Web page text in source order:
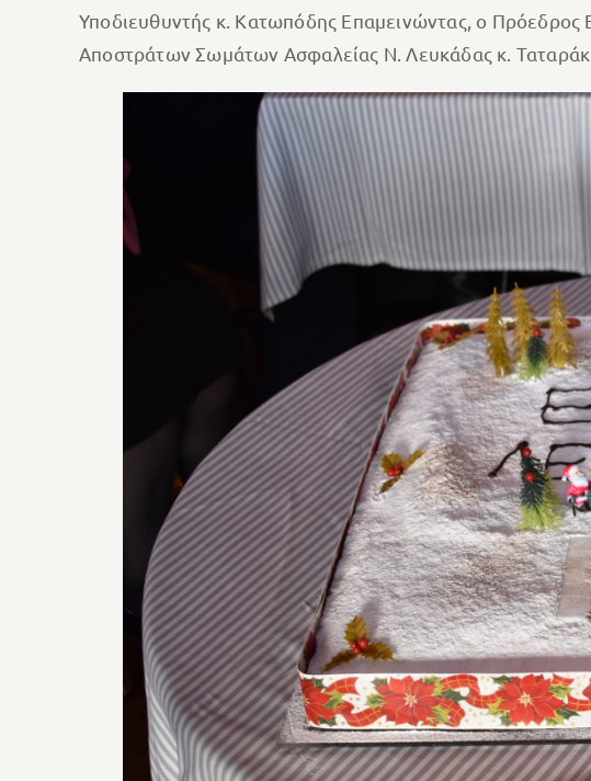
Υποδιευθυντής κ. Κατωπόδης Επαμεινώντας, ο
Αποστράτων Σωμάτων Ασφαλείας Ν. Λευκάδας κ.